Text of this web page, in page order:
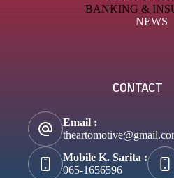
BANKING &
NEWS
CONTACT
Email :
Mobile K. Sarita :
065-1656596